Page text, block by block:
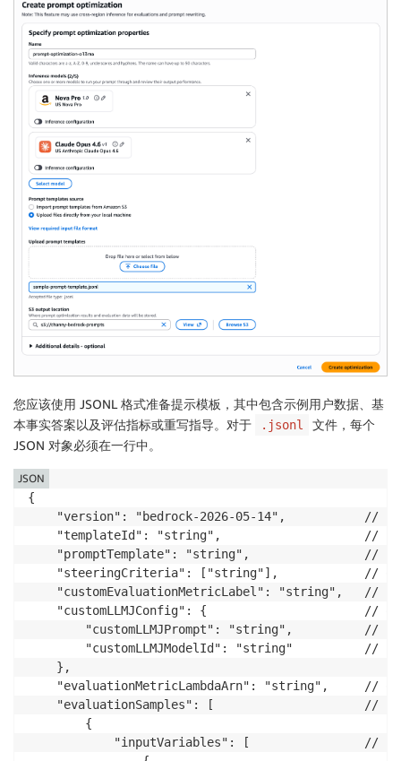
您应该使用 JSONL 格式准备提示模板，其中包含示例用户数据、基
本事实答案以及评估指标或重写指导。对于
.jsonl
文件，每个
JSON 对象必须在一行中。
{
"version": "bedrock-2026-05-14",           //
"templateId": "string",                    //
"promptTemplate": "string",                //
"steeringCriteria": ["string"],            //
"customEvaluationMetricLabel": "string",   //
"customLLMJConfig": {                      //
"customLLMJPrompt": "string",          //
"customLLMJModelId": "string"          //
    },
"evaluationMetricLambdaArn": "string",     //
"evaluationSamples": [                     //
        {
"inputVariables": [                //
JSON